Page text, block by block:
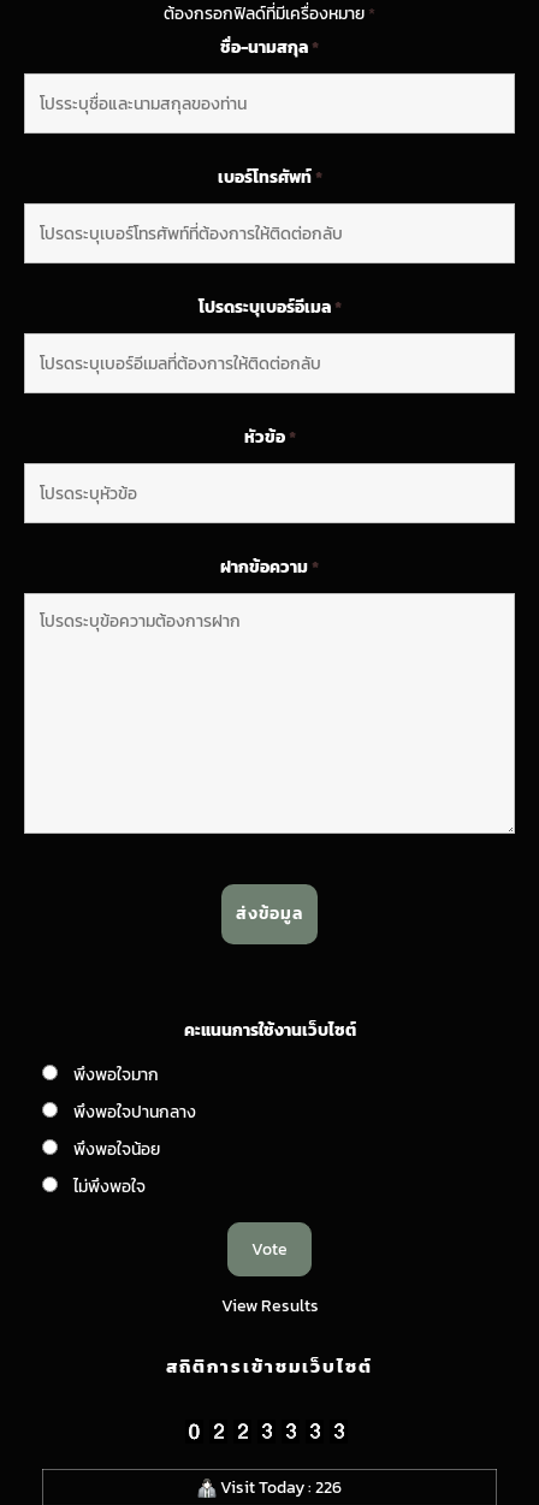
ต้องกรอกฟิลด์ที่มีเครื่องหมาย*
ชื่อ-นามสกุล*
เบอร์โทรศัพท์*
โปรดระบุเบอร์อีเมล*
หัวข้อ*
ฝากข้อความ*
คะแนนการใช้งานเว็บไซต์
พึงพอใจมาก
พึงพอใจปานกลาง
พึงพอใจน้อย
ไม่พึงพอใจ
View Results
สถิติการเข้าชมเว็บไซต์
Visit Today : 226